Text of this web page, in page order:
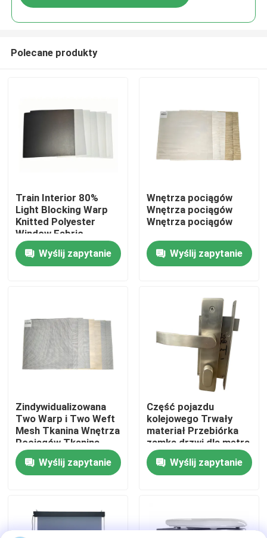
Do domu
Produkty
O nas
Kontrola jakości
Nowości
Sprawy
Poproś o wycenę
Polecane produkty
Train Interior 80%
Light Blocking Warp
Knitted Polyester
Window Fabric
Wyślij zapytanie
Wnętrza pociągów
Wnętrza pociągów
Wnętrza pociągów
Wyślij zapytanie
Zindywidualizowana
Two Warp i Two Weft
Mesh Tkanina Wnętrza
Pociągów Tkanina
okna
Wyślij zapytanie
Część pojazdu
kolejowego Trwały
materiał Przebiórka
zamka drzwi dla metra
Pociąg dużych
prędkościWyślij zapytanie